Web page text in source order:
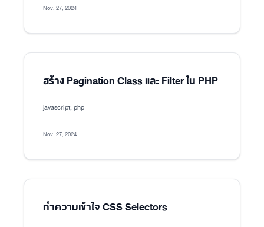
Nov. 27, 2024
สร้าง Pagination Class และ Filter ใน PHP
javascript, php
Nov. 27, 2024
ทำความเข้าใจ CSS Selectors